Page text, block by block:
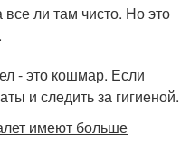
ли там чисто. Но это
- это кошмар. Если
и следить за гигиеной.
имеют больше